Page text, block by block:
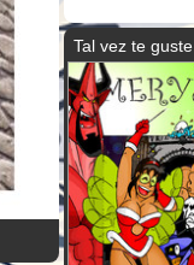
Tal vez te guste